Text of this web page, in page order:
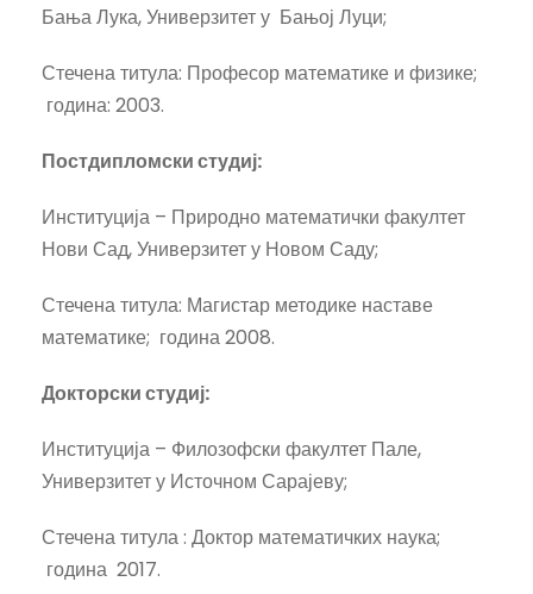
Бања Лука, Универзитет у Бањој Луци;
Стечена титула: Професор математике и физике;
година: 2003.
Постдипломски студиј:
Институција – Природно математички факултет
Нови Сад, Универзитет у Новом Саду;
Стечена титула: Магистар методике наставе
математике; година 2008.
Докторски студиј:
Институција – Филозофски факултет Пале,
Универзитет у Источном Сарајеву;
Стечена титула : Доктор математичких наука;
година 2017.